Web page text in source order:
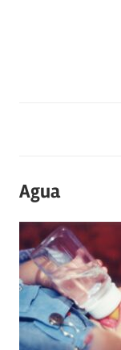
Agua